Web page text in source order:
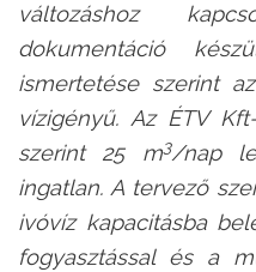
változáshoz
dokumentáció
ismertetése szerint
vízigényű. Az ÉTV
szerint 25 m3/nap
ingatlan. A tervező
ivóvíz kapacitásba
fogyasztással és a